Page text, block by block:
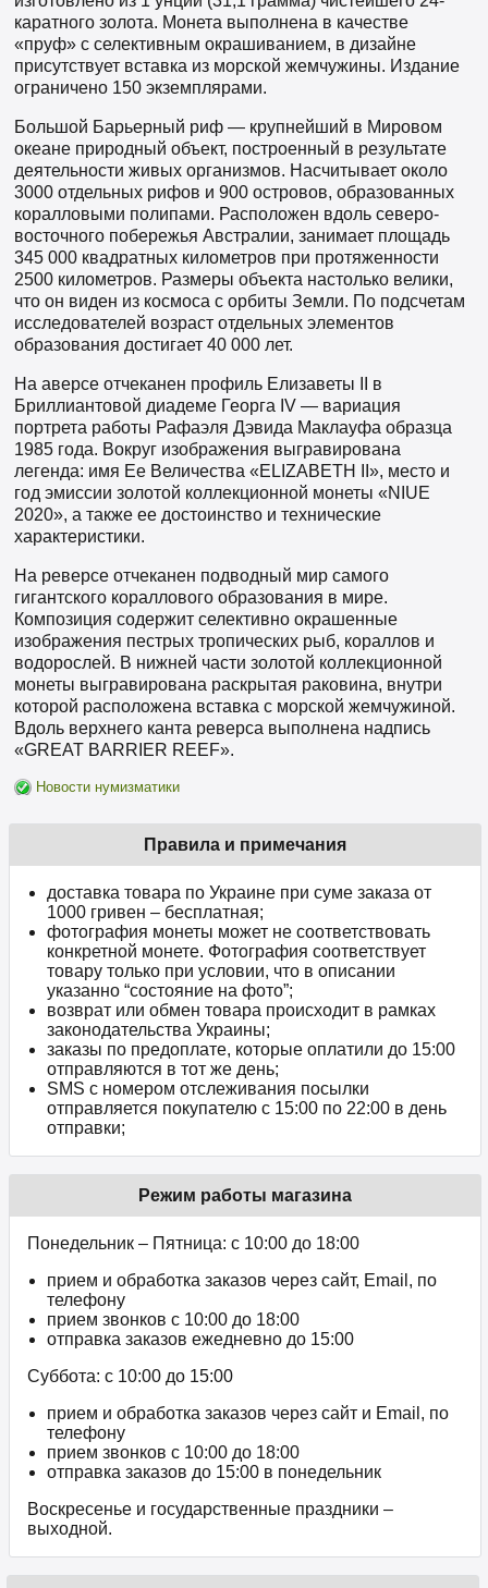
каратного золота. Монета выполнена в качестве
«пруф» с селективным окрашиванием, в дизайне
присутствует вставка из морской жемчужины. Издание
ограничено 150 экземплярами.
Большой Барьерный риф — крупнейший в Мировом
океане природный объект, построенный в результате
деятельности живых организмов. Насчитывает около
3000 отдельных рифов и 900 островов, образованных
коралловыми полипами. Расположен вдоль северо-
восточного побережья Австралии, занимает площадь
345 000 квадратных километров при протяженности
2500 километров. Размеры объекта настолько велики,
что он виден из космоса с орбиты Земли. По подсчетам
исследователей возраст отдельных элементов
образования достигает 40 000 лет.
На аверсе отчеканен профиль Елизаветы II в
Бриллиантовой диадеме Георга IV — вариация
портрета работы Рафаэля Дэвида Маклауфа образца
1985 года. Вокруг изображения выгравирована
легенда: имя Ее Величества «ELIZABETH II», место и
год эмиссии золотой коллекционной монеты «NIUE
2020», а также ее достоинство и технические
характеристики.
На реверсе отчеканен подводный мир самого
гигантского кораллового образования в мире.
Композиция содержит селективно окрашенные
изображения пестрых тропических рыб, кораллов и
водорослей. В нижней части золотой коллекционной
монеты выгравирована раскрытая раковина, внутри
которой расположена вставка с морской жемчужиной.
Вдоль верхнего канта реверса выполнена надпись
«GREAT BARRIER REEF».
Новости нумизматики
Правила и примечания
доставка товара по Украине при суме заказа от
1000 гривен – бесплатная;
фотография монеты может не соответствовать
конкретной монете. Фотография соответствует
товару только при условии, что в описании
указанно “состояние на фото”;
возврат или обмен товара происходит в рамках
законодательства Украины;
заказы по предоплате, которые оплатили до 15:00
отправляются в тот же день;
SMS с номером отслеживания посылки
отправляется покупателю с 15:00 по 22:00 в день
отправки;
Режим работы магазина
Понедельник – Пятница: с 10:00 до 18:00
прием и обработка заказов через сайт, Email, по
телефону
прием звонков c 10:00 до 18:00
отправка заказов ежедневно до 15:00
Суббота: с 10:00 до 15:00
прием и обработка заказов через сайт и Email, по
телефону
прием звонков c 10:00 до 18:00
отправка заказов до 15:00 в понедельник
Воскресенье и государственные праздники –
выходной.